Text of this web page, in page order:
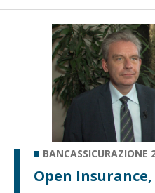
BANCASSICURAZIONE
Open